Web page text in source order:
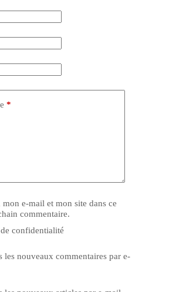
*
e-mail et mon site dans ce
commentaire.
confidentialité
les nouveaux commentaires par e-